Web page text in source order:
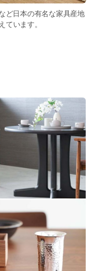
ど日本の有名な家具産地
います。
からお気軽にお問い合わ